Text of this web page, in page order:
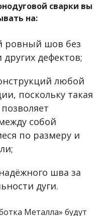
сварки вы
на:
ровный шов без
дефектов;
любой
поскольку такая
собой
по размеру и
шва за
дуги.
Металла» будут